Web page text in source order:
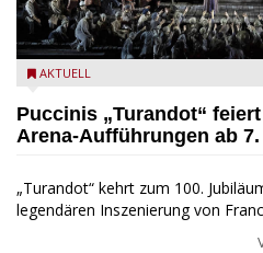
Turandot in der Arena von
AKTUELL
Puccinis „Turandot“
Arena-Aufführungen ab
„Turandot“ kehrt zum 100.
legendären Inszenierung von